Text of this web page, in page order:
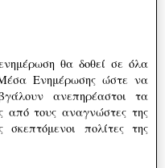
θα δοθεί σε όλα
Ενημέρωσης ώστε να
ανεπηρέαστοι τα
από τους αναγνώστες της
πολίτες της